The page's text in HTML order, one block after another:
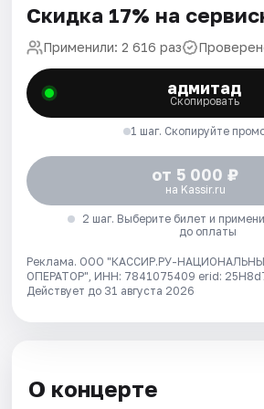
Скидка 17% на
Применили: 2 616 раз
адмитад
Скопировать
1 шаг. Скопируйте
от 5 000 ₽
на Kassir.ru
2 шаг. Выберите билет и
до оплаты
Реклама. ООО "КАССИР.РУ-
ОПЕРАТОР", ИНН: 7841075409 erid:
Действует до 31 августа 2026
О концерте